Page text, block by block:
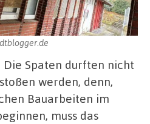
Die Spaten durften nicht
werden, denn,
Bauarbeiten im
muss das